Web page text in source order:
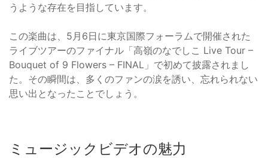
うような存在を目指しています。
この楽曲は、5月6日に東京国際フォーラムで開催された
ライブツアーのファイナル「高嶺のなでしこ Live Tour –
Bouquet of 9 Flowers – FINAL」で初めて披露されまし
た。その瞬間は、多くのファンの涙を誘い、忘れられない
思い出となったことでしょう。
ミュージックビデオの魅力